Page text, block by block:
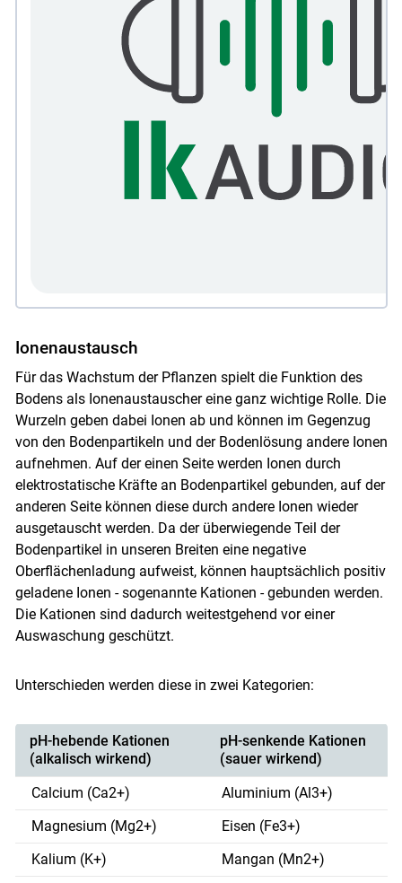
Ionenaustausch
Für das Wachstum der Pflanzen spielt die Funktion des
Bodens als Ionenaustauscher eine ganz wichtige Rolle. Die
Wurzeln geben dabei Ionen ab und können im Gegenzug
von den Bodenpartikeln und der Bodenlösung andere Ionen
aufnehmen. Auf der einen Seite werden Ionen durch
elektrostatische Kräfte an Bodenpartikel gebunden, auf der
anderen Seite können diese durch andere Ionen wieder
ausgetauscht werden. Da der überwiegende Teil der
Bodenpartikel in unseren Breiten eine negative
Oberflächenladung aufweist, können hauptsächlich positiv
geladene Ionen - sogenannte Kationen - gebunden werden.
Die Kationen sind dadurch weitestgehend vor einer
Auswaschung geschützt.
Unterschieden werden diese in zwei Kategorien:
pH-hebende Kationen
(alkalisch wirkend)
pH-senkende Kationen
(sauer wirkend)
Calcium (Ca2+)
Aluminium (Al3+)
Magnesium (Mg2+)
Eisen (Fe3+)
Kalium (K+)
Mangan (Mn2+)